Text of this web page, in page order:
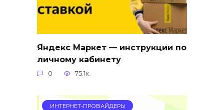
Яндекс Маркет — инструкции по
личному кабинету
0 75.1к.
ИНТЕРНЕТ-ПРОВАЙДЕРЫ